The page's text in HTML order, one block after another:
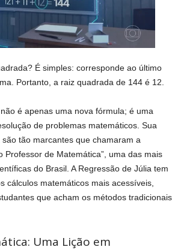
É simples: corresponde ao último
Portanto, a raiz quadrada de 144 é 12.
é apenas uma nova fórmula; é uma
de problemas matemáticos. Sua
tão marcantes que chamaram a
Professor de Matemática”, uma das mais
do Brasil. A Regressão de Júlia tem
cálculos matemáticos mais acessíveis,
que acham os métodos tradicionais
Uma Lição em